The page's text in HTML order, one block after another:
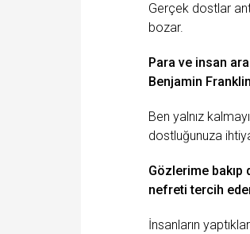
Gerçek dostlar
bozar.
Para ve insan
Benjamin Franklin
Ben yalnız
dostluğunuza
Gözlerime bakıp
nefreti tercih
İnsanların